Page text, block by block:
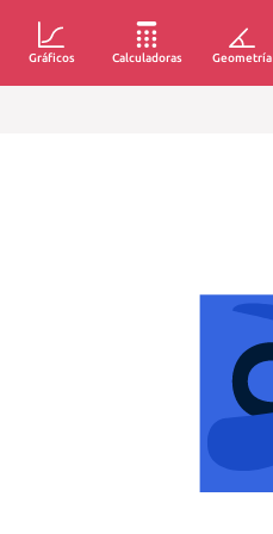
Gráficos Calculadoras Geometría